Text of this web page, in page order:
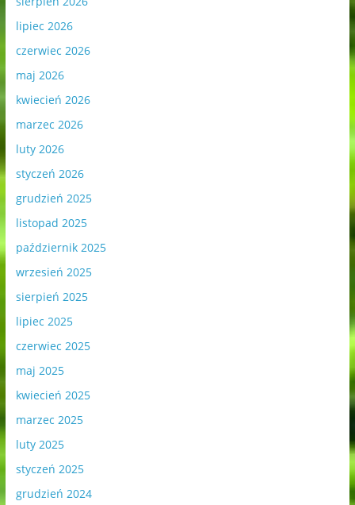
lipiec 2026
czerwiec 2026
maj 2026
kwiecień 2026
marzec 2026
luty 2026
styczeń 2026
grudzień 2025
listopad 2025
październik 2025
wrzesień 2025
sierpień 2025
lipiec 2025
czerwiec 2025
maj 2025
kwiecień 2025
marzec 2025
luty 2025
styczeń 2025
grudzień 2024